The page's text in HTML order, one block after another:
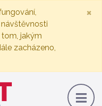
jakým
zacházeno,
×